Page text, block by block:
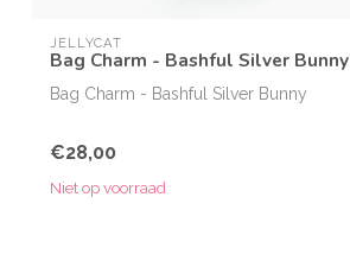
JELLYCAT
Bag Charm - Bashful Silver Bunny
Bag Charm - Bashful Silver Bunny
€28,00
Niet op voorraad